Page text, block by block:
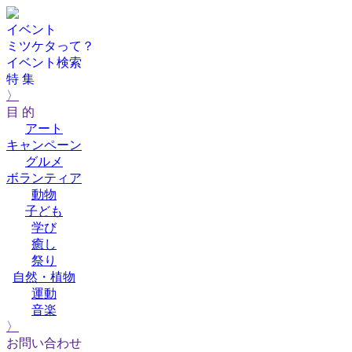
イベント
ミツケタって？
イベント検索
特 集
〉
目 的
アート
キャンペーン
グルメ
ボランティア
動物
子ども
学び
癒し
祭り
自然・植物
運動
音楽
〉
お問い合わせ